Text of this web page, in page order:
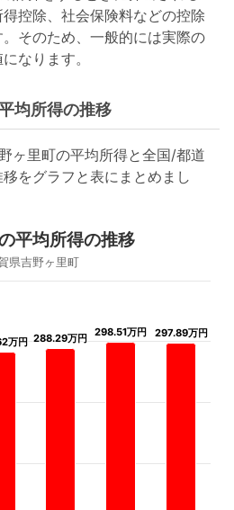
控除、社会保険料などの控除
そのため、一般的には実際の
なります。
均所得の推移
ヶ里町の平均所得と全国/都道
をグラフと表にまとめまし
平均所得の推移
県吉野ヶ里町
万円
万円 288.29万円
288.29万円 298.51万円
298.51万円 297.89万円
297.89万円